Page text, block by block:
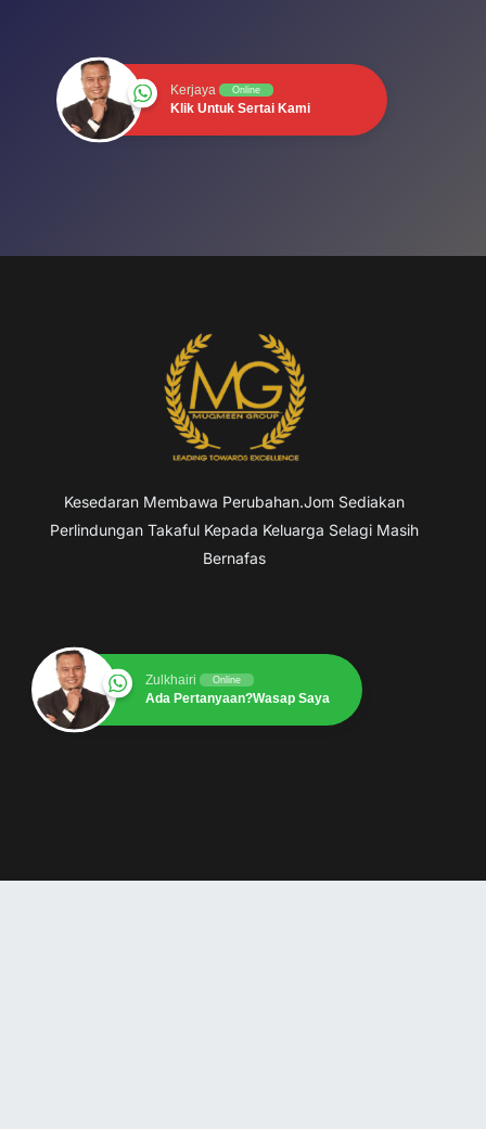
Kerjaya Online
Klik Untuk Sertai Kami
Kesedaran Membawa Perubahan.Jom Sediakan
Perlindungan Takaful Kepada Keluarga Selagi Masih
Bernafas
Zulkhairi Online
Ada Pertanyaan?Wasap Saya